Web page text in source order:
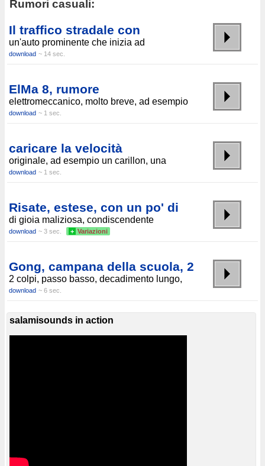
Rumori casuali:
Il traffico stradale con
un'auto prominente che inizia ad
download ~ 14 sec.
ElMa 8, rumore
elettromeccanico, molto breve, ad esempio
download ~ 1 sec.
caricare la velocità
originale, ad esempio un carillon, una
download ~ 1 sec.
Risate, estese, con un po' di
di gioia maliziosa, condiscendente
download ~ 3 sec. + Variazioni
Gong, campana della scuola, 2
2 colpi, passo basso, decadimento lungo,
download ~ 6 sec.
salamisounds in action